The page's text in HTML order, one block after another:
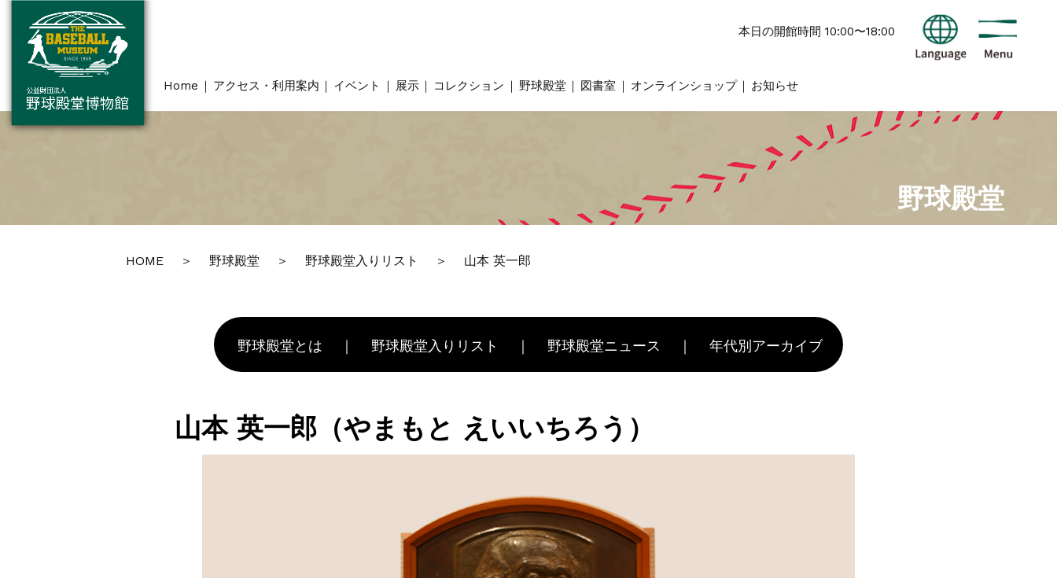
本日の開館時間 10:00〜18:00
Home アクセス・利用案内 イベント 展示 コレクション 野球殿堂 図書室 オンラインショップ お知らせ
野球殿堂
HOME 野球殿堂 野球殿堂入りリスト 山本 英一郎
野球殿堂とは 野球殿堂入りリスト 野球殿堂ニュース 年代別アーカイブ
山本 英一郎（やまもと えいいちろう）